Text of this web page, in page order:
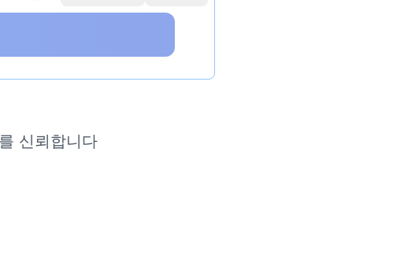
신뢰합니다